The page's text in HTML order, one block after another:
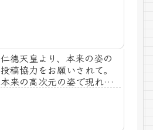
仁徳天皇より、本来の姿の
投稿協力をお願いされて。
本来の高次元の姿で現れる